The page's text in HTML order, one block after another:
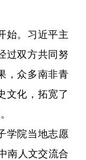
。习近平主
过双方共同努
，众多南非青
文化，拓宽了
院当地志愿
南人文交流合